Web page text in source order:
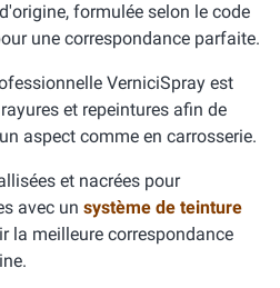
formulée selon le code
une correspondance parfaite.
VerniciSpray est
et repeintures afin de
aspect comme en carrosserie.
et nacrées pour
avec un système de teinture
la meilleure correspondance